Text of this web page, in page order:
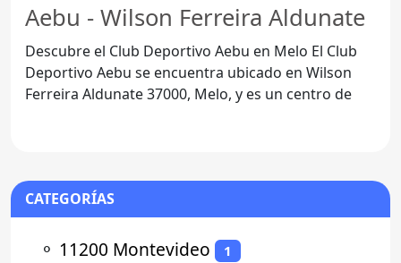
Aebu - Wilson Ferreira Aldunate
Descubre el Club Deportivo Aebu en Melo El Club
Deportivo Aebu se encuentra ubicado en Wilson
Ferreira Aldunate 37000, Melo, y es un centro de
CATEGORÍAS
⚬ 11200 Montevideo 1